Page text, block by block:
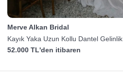
Merve Alkan Bridal
Kayık Yaka Uzun Kollu Dantel Gelinlik
52.000 TL'den itibaren